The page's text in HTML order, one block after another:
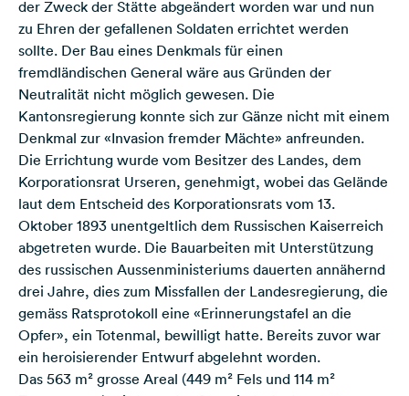
der Zweck der Stätte abgeändert worden war und nun
zu Ehren der gefallenen Soldaten errichtet werden
sollte. Der Bau eines Denkmals für einen
fremdländischen General wäre aus Gründen der
Neutralität nicht möglich gewesen. Die
Kantonsregierung konnte sich zur Gänze nicht mit einem
Denkmal zur «Invasion fremder Mächte» anfreunden.
Die Errichtung wurde vom Besitzer des Landes, dem
Korporationsrat Urseren, genehmigt, wobei das Gelände
laut dem Entscheid des Korporationsrats vom 13.
Oktober 1893 unentgeltlich dem Russischen Kaiserreich
abgetreten wurde. Die Bauarbeiten mit Unterstützung
des russischen Aussenministeriums dauerten annähernd
drei Jahre, dies zum Missfallen der Landesregierung, die
gemäss Ratsprotokoll eine «Erinnerungstafel an die
Opfer», ein Totenmal, bewilligt hatte. Bereits zuvor war
ein heroisierender Entwurf abgelehnt worden.
Das 563 m² grosse Areal (449 m² Fels und 114 m²